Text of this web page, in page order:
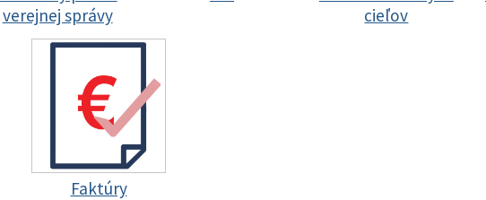
verejnej správy
cieľov
Faktúry